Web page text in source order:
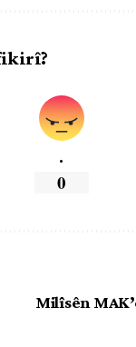
.
0
Milîsên